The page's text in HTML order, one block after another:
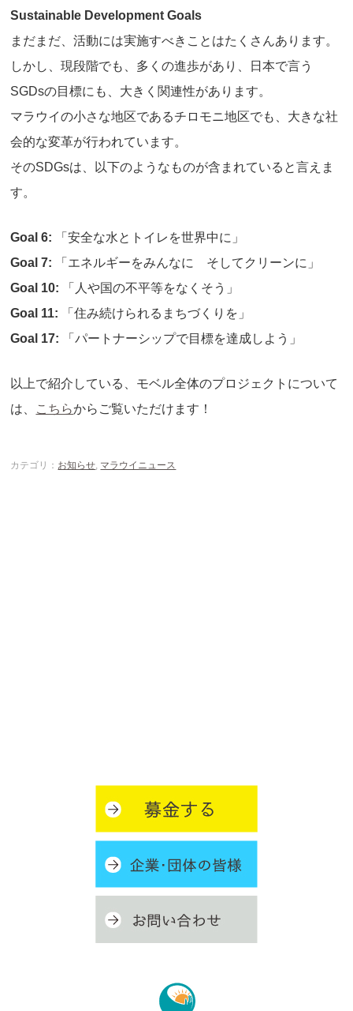
Sustainable Development Goals
まだまだ、活動には実施すべきことはたくさんあります。
しかし、現段階でも、多くの進歩があり、日本で言う
SGDsの目標にも、大きく関連性があります。
マラウイの小さな地区であるチロモニ地区でも、大きな社
会的な変革が行われています。
そのSDGsは、以下のようなものが含まれていると言えま
す。
Goal 6: 「安全な水とトイレを世界中に」
Goal 7: 「エネルギーをみんなに そしてクリーンに」
Goal 10: 「人や国の不平等をなくそう」
Goal 11: 「住み続けられるまちづくりを」
Goal 17: 「パートナーシップで目標を達成しよう」
以上で紹介している、モベル全体のプロジェクトについて
は、 こちらからご覧いただけます！
カテゴリ： お知らせ マラウイニュース